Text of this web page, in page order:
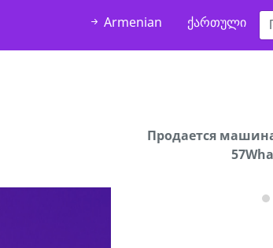
Armenian ქართული
Продается
Продаются грабли